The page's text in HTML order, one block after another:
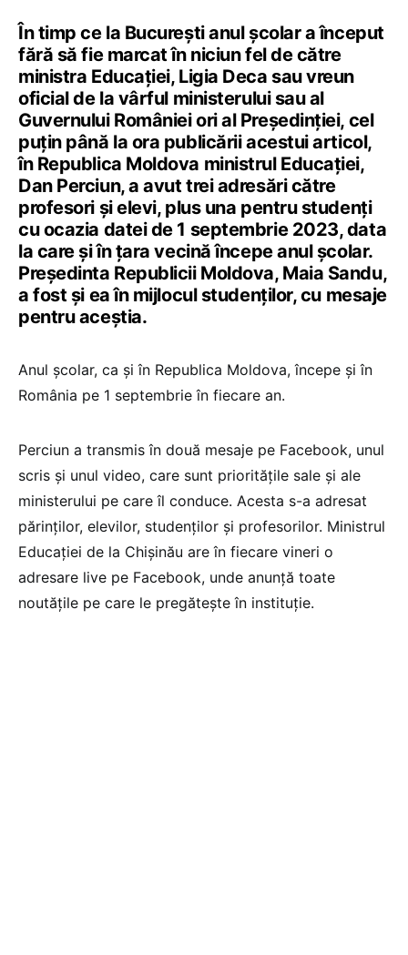
În timp ce la București anul școlar a început
fără să fie marcat în niciun fel de către
ministra Educației, Ligia Deca sau vreun
oficial de la vârful ministerului sau al
Guvernului României ori al Președinției, cel
puțin până la ora publicării acestui articol,
în Republica Moldova ministrul Educației,
Dan Perciun, a avut trei adresări către
profesori și elevi, plus una pentru studenți
cu ocazia datei de 1 septembrie 2023, data
la care și în țara vecină începe anul școlar.
Președinta Republicii Moldova, Maia Sandu,
a fost și ea în mijlocul studenților, cu mesaje
pentru aceștia.
Anul școlar, ca și în Republica Moldova, începe și în
România pe 1 septembrie în fiecare an.
Perciun a transmis în două mesaje pe Facebook, unul
scris și unul video, care sunt prioritățile sale și ale
ministerului pe care îl conduce. Acesta s-a adresat
părinților, elevilor, studenților și profesorilor. Ministrul
Educației de la Chișinău are în fiecare vineri o
adresare live pe Facebook, unde anunță toate
noutățile pe care le pregătește în instituție.